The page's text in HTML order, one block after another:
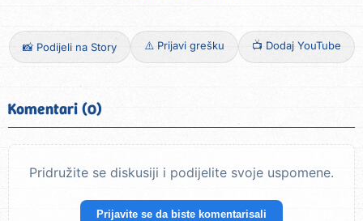
📸 Podijeli na Story ⚠️ Prijavi grešku 📺 Dodaj YouTube
Komentari (0)
Pridružite se diskusiji i podijelite svoje uspomene.
Prijavite se da biste komentarisali